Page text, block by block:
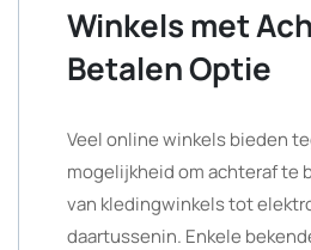
Winkels met
Betalen Optie
Veel online winkels bieden
mogelijkheid om achteraf te
van kledingwinkels tot
daartussenin. Enkele